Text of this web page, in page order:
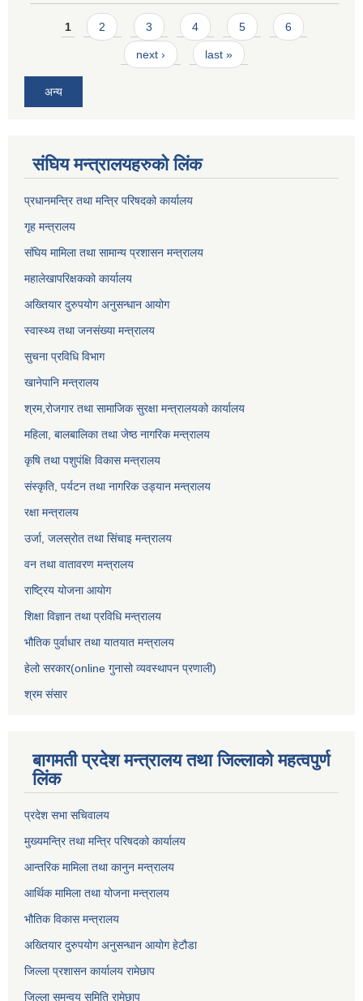
Pages
1 2 3 4 5 6
next › last »
अन्य
संघिय मन्त्र‍ालयहरुको लिंक
प्रधानमन्त्रि तथा मन्त्रि परिषदको कार्यालय
गृह मन्त्रालय
संघिय मामिला तथा सामान्य प्रशासन मन्त्रालय
महालेखापरिक्षकको कार्यालय
अख्तियार दुरुपयोग अनुसन्धान आयोग
स्वास्थ्य तथा जनसंख्या मन्त्रालय
सुचना प्रविधि विभाग
खानेपानि मन्त्रालय
श्रम,रोजगार तथा सामाजिक सुरक्षा मन्त्रालयको कार्यालय
महिला, बालबालिका तथा जेष्ठ नागरिक मन्त्रालय
कृषि तथा पशुपंक्षि विकास मन्त्रालय
संस्कृति, पर्यटन तथा नागरिक उड्‍यान मन्त्रालय
रक्षा मन्त्रालय
उर्जा, जलस्रोत तथा सिंचाइ मन्त्रालय
वन तथा वातावरण मन्त्रालय
राष्ट्रिय योजना आयोग
शिक्षा विज्ञान तथा प्रविधि मन्त्रालय
भौतिक पुर्वाधार तथा यातयात मन्त्रालय
हेलो सरकार(online गुनासो व्यवस्थापन प्रणाली)
श्रम संसार
बागमती प्रदेश मन्त्रालय तथा जिल्लाको महत्वपुर्ण
लिंक
प्रदेश सभा सचिवालय
मुख्यमन्त्रि तथा मन्त्रि परिषदको कार्यालय
आन्तरिक मामिला तथा कानुन मन्त्रालय
आर्थिक मामिला तथा योजना मन्त्रालय
भौतिक विकास मन्त्रालय
अख्तियार दुरुपयोग अनुसन्धान आयोग हेटौडा
जिल्ला प्रशासन कार्यालय रामेछाप
जिल्ला समन्वय समिति रामेछाप